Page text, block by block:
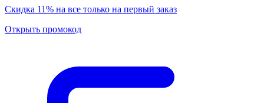
Скидка 11% на все только на первый заказ
Открыть промокод